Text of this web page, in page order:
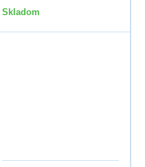
Skladom